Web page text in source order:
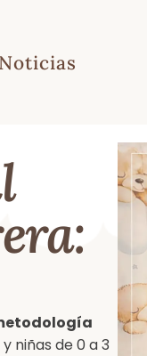
Noticias
niñas de 0 a 3